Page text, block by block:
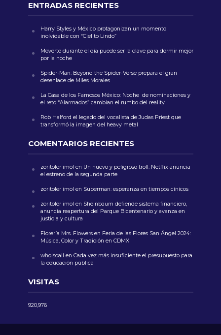
ENTRADAS RECIENTES
Harry Styles y México protagonizan un momento
inolvidable con “Cielito Lindo”
Moverte durante el día puede ser la clave para dormir mejor
por la noche
Spider-Man: Beyond the Spider-Verse prepara el gran
desenlace de Miles Morales
La Casa de los Famosos México: Noche de nominaciones y
el reto “Alarmados” cambian el rumbo del reality
Rob Halford el legado del vocalista de Judas Priest que
transformó la imagen del heavy metal
COMENTARIOS RECIENTES
zoritoler imol en Un nuevo y peligroso troll: Netflix anuncia
el estreno de la segunda parte
zoritoler imol en Superman: esperanza en tiempos cínicos
zoritoler imol en Sheinbaum defiende sistema financiero,
anuncia reapertura del Parque Bicentenario y avanza en
justicia y cultura
Florería Mrs. Flowersen Feria de las Flores San Ángel 2024:
Música, Color y Tradición en CDMX
whoiscall en Cada vez más insuficiente el presupuesto para
la educación pública
VISITAS
920,976